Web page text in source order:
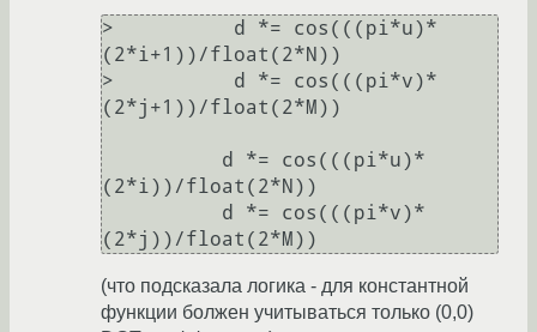
>          d *= cos(((pi*u)*
(2*i+1))/float(2*N))
>          d *= cos(((pi*v)*
(2*j+1))/float(2*M))
(2*i))/float(2*N))
(2*j))/float(2*M))
(что подсказала логика - для константной
функции болжен учитываться только (0,0)